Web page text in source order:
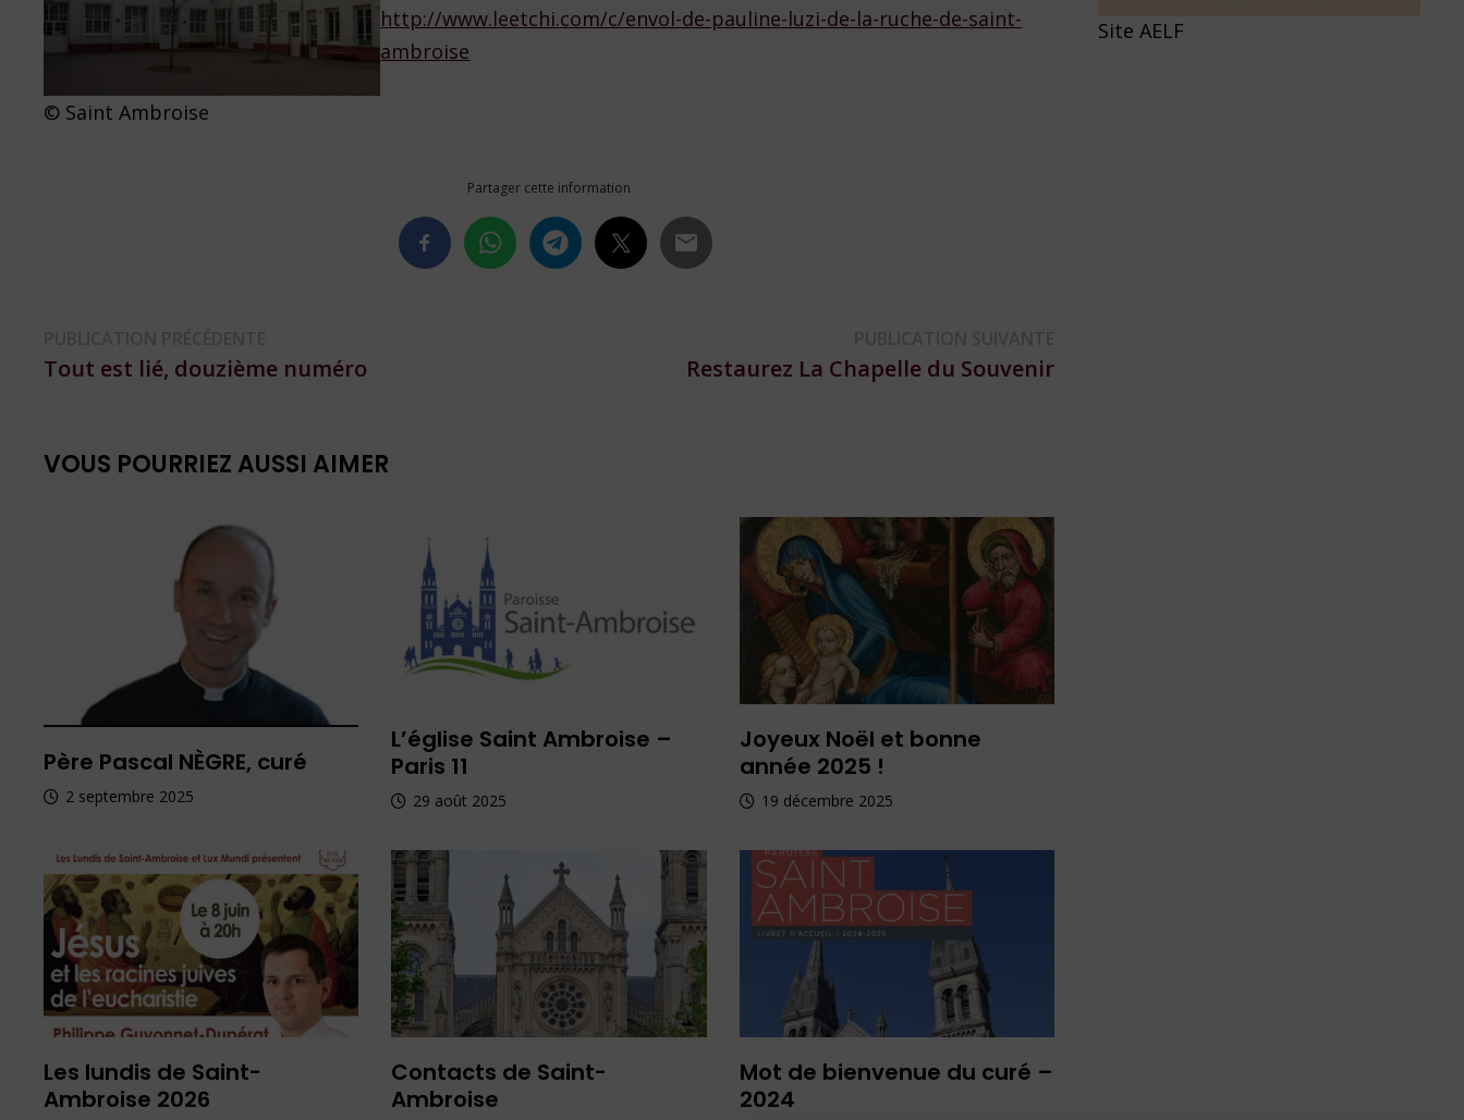
© Saint Ambroise
http://www.leetchi.com/c/envol-de-pauline-luzi-de-la-ruche-de-saint-
ambroise
Partager cette information
de
précédente :
Tout est lié, douzième numéro
suivante :
Restaurez La Chapelle du Souvenir
VOUS POURRIEZ AUSSI AIMER
Père Pascal NÈGRE, curé
2 septembre 2025
L’église Saint Ambroise –
Paris 11
29 août 2025
Joyeux Noël et bonne
année 2025 !
19 décembre 2025
Les lundis de Saint-
Ambroise 2026
Contacts de Saint-
Ambroise
Mot de bienvenue du curé –
2024
Site AELF